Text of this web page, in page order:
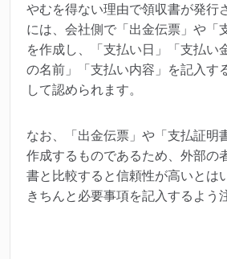
やむを得ない理由で領収書が発行
には、会社側で「出金伝票」や「
を作成し、「支払い日」「支払い
の名前」「支払い内容」を記入す
して認められます。
なお、「出金伝票」や「支払証明
作成するものであるため、外部の
書と比較すると信頼性が高いとは
きちんと必要事項を記入するよう